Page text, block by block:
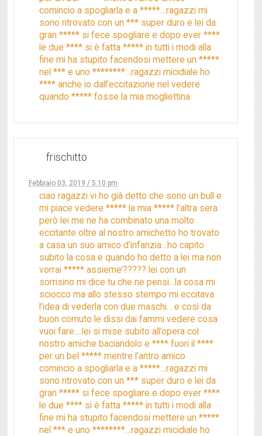
comincio a spogliarla e a *****…ragazzi mi
sono ritrovato con un *** super duro e lei da
gran ***** si fece spogliare e dopo ever ****
le due **** si è fatta ***** in tutti i modi alla
fine mi ha stupito facendosi mettere un *****
nel *** e uno ********…ragazzi micidiale ho
**** anche io dall’eccitazione nel vedere
quando ***** fosse la mia mogliettina
frischitto
Febbraio 03, 2019 / 5:10 pm
ciao ragazzi vi ho già detto che sono un bull e
mi piace vedere ***** la mia ***** l’altra sera
però lei me ne ha combinato una molto
eccitante oltre al nostro amichetto ho trovato
a casa un suo amico d’infanzia…ho capito
subito la cosa e quando ho detto a lei ma non
vorrai ***** assieme’????? lei con un
sorrisino mi dice tu che ne pensi…la cosa mi
sciocco ma allo stesso stempo mi eccitava
l’idea di vederla con due maschi….e così da
buon cornuto le dissi dai fammi vedere cosa
vuoi fare….lei si mise subito all’opera col
nostro amiche baciandolo e **** fuori il ****
per un bel ***** mentre l’antro amico
comincio a spogliarla e a *****…ragazzi mi
sono ritrovato con un *** super duro e lei da
gran ***** si fece spogliare e dopo ever ****
le due **** si è fatta ***** in tutti i modi alla
fine mi ha stupito facendosi mettere un *****
nel *** e uno ********…ragazzi micidiale ho